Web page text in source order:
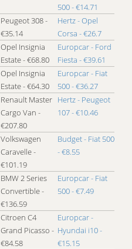
500 - €14.71
Peugeot 308 -
€35.14
Hertz - Opel
Corsa - €26.7
Opel Insignia
Estate - €68.80
Europcar - Ford
Fiesta - €39.61
Opel Insignia
Estate - €64.30
Europcar - Fiat
500 - €36.27
Renault Master
Cargo Van -
€207.80
Hertz - Peugeot
107 - €10.46
Volkswagen
Caravelle -
€101.19
Budget - Fiat 500
- €8.55
BMW 2 Series
Convertible -
€136.59
Europcar - Fiat
500 - €7.49
Citroen C4
Grand Picasso -
€84.58
Europcar -
Hyundai i10 -
€15.15